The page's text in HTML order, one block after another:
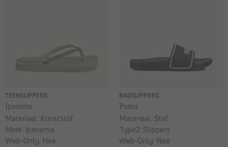
TEENSLIPPERS
Ipanema
Materiaal: Kunststof
Merk: Ipanema
Web-Only: Nee
BADSLIPPERS
Puma
Materiaal: Stof
Type2: Slippers
Web-Only: Nee